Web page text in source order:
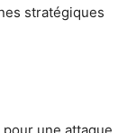
stratégiques